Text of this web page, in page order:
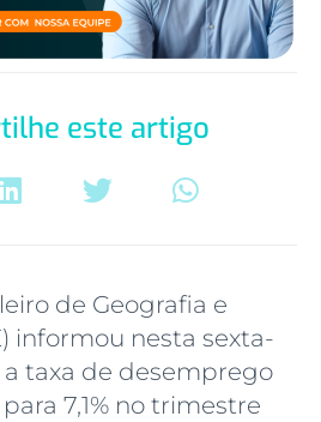
este artigo
de Geografia e
informou nesta sexta-
a taxa de desemprego
7,1% no trimestre